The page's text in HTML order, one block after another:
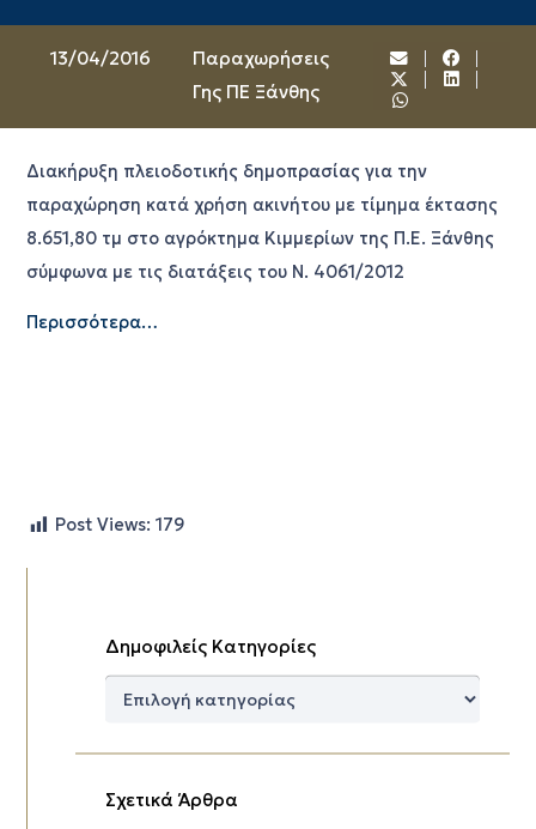
13/04/2016
Παραχωρήσεις
Γης ΠΕ Ξάνθης
Διακήρυξη πλειοδοτικής δημοπρασίας για την
παραχώρηση κατά χρήση ακινήτου με τίμημα έκτασης
8.651,80 τμ στο αγρόκτημα Κιμμερίων της Π.Ε. Ξάνθης
σύμφωνα με τις διατάξεις του Ν. 4061/2012
Περισσότερα…
Post Views: 179
Δημοφιλείς Κατηγορίες
Δημοφιλείς
Σχετικά Άρθρα